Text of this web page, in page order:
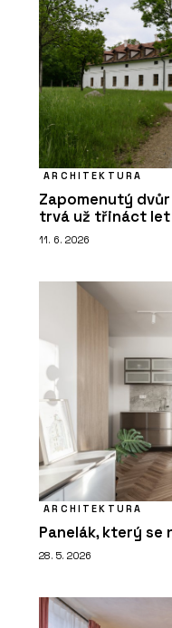
ARCHITEKTURA
Zapomenutý
trvá už třináct let
11. 6. 2026
ARCHITEKTURA
Panelák, který
28. 5. 2026